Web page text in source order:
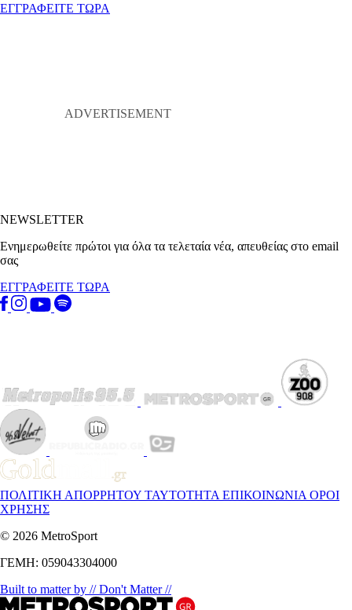
ΕΓΓΡΑΦΕΙΤΕ ΤΩΡΑ
NEWSLETTER
Ενημερωθείτε πρώτοι για όλα τα τελεταία νέα, απευθείας στο email
σας
ΕΓΓΡΑΦΕΙΤΕ ΤΩΡΑ
ΠΟΛΙΤΙΚΗ ΑΠΟΡΡΗΤΟΥ ΤΑΥΤΟΤΗΤΑ ΕΠΙΚΟΙΝΩΝΙΑ ΟΡΟΙ
ΧΡΗΣΗΣ
© 2026 MetroSport
ΓΕΜΗ: 059043304000
Built to matter by // Don't Matter //